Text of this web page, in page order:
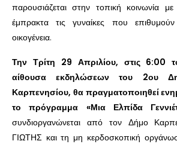
παρουσιάζεται στην τοπική κοινωνία
έμπρακτα τις γυναίκες που
οικογένεια.
Την Τρίτη 29 Απριλίου, στις 6:00
αίθουσα εκδηλώσεων του 2ου
Καρπενησίου, θα πραγματοποιηθεί
το πρόγραμμα «Μια Ελπίδα
συνδιοργανώνεται από τον Δήμο
ΓΙΩΤΗΣ και τη μη κερδοσκοπική